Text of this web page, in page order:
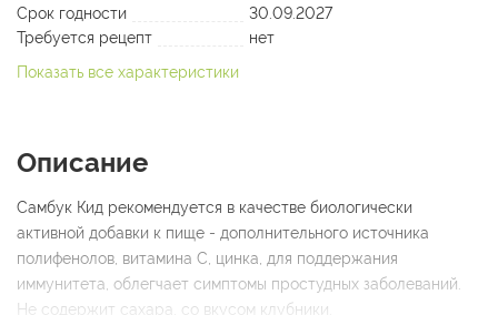
Срок годности
30.09.2027
Требуется рецепт
нет
Показать все характеристики
Описание
Самбук Кид рекомендуется в качестве биологически
активной добавки к пище - дополнительного источника
полифенолов, витамина С, цинка, для поддержания
иммунитета, облегчает симптомы простудных заболеваний.
Не содержит сахара, со вкусом клубники.